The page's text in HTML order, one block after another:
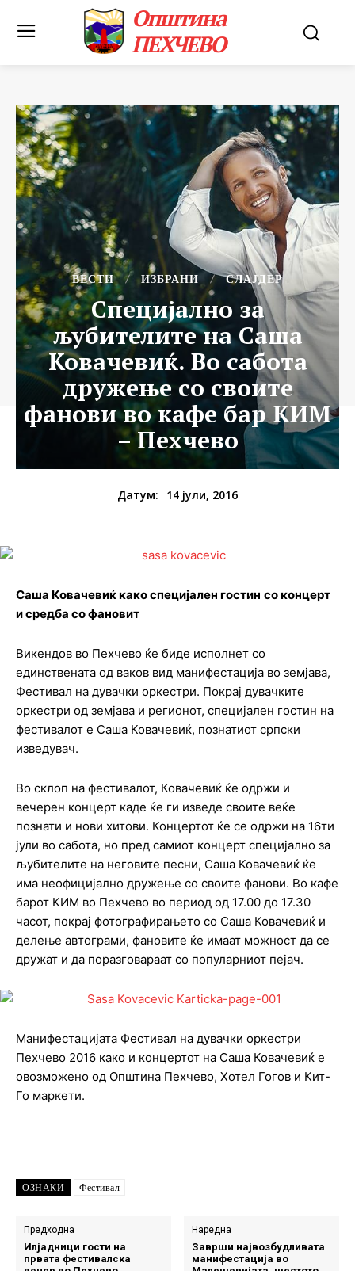
Општина
ПЕХЧЕВО
ВЕСТИ ИЗБРАНИ СЛАЈДЕР
Специјално за
љубителите на Саша
Ковачевиќ. Во сабота
дружење со своите
фанови во кафе бар КИМ
– Пехчево
Датум: 14 јули, 2016
Саша Ковачевиќ како специјален гостин со концерт
и средба со фановит
Викендов во Пехчево ќе биде исполнет со
единствената од ваков вид манифестација во земјава,
Фестивал на дувачки оркестри. Покрај дувачките
оркестри од земјава и регионот, специјален гостин на
фестивалот е Саша Ковачевиќ, познатиот српски
изведувач.
Во склоп на фестивалот, Ковачевиќ ќе одржи и
вечерен концерт каде ќе ги изведе своите веќе
познати и нови хитови. Концертот ќе се одржи на 16ти
јули во сабота, но пред самиот концерт специјално за
љубителите на неговите песни, Саша Ковачевиќ ќе
има неофицијално дружење со своите фанови. Во кафе
барот КИМ во Пехчево во период од 17.00 до 17.30
часот, покрај фотографирањето со Саша Ковачевиќ и
делење автограми, фановите ќе имаат можност да се
дружат и да поразговараат со популарниот пејач.
Манифестацијата Фестивал на дувачки оркестри
Пехчево 2016 како и концертот на Саша Ковачевиќ е
овозможено од Општина Пехчево, Хотел Гогов и Кит-
Го маркети.
ОЗНАКИ Фестивал
Предходна
Илјадници гости на
првата фестивалска
Наредна
Заврши највозбудливата
манифестација во